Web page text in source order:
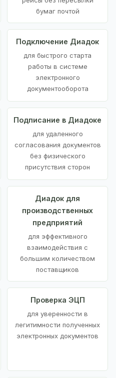
бумаг почтой
Подключение Диадок
для быстрого старта
работы в системе
электронного
документооборота
Подписание в Диадоке
для удаленного
согласования документов
без физического
присутствия сторон
Диадок для
производственных
предприятий
для эффективного
взаимодействия с
большим количеством
поставщиков
Проверка ЭЦП
для уверенности в
легитимности полученных
электронных документов